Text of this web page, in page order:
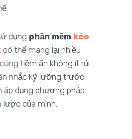
dụng phần mềm kéo
có thể mang lại nhiều
tiềm ẩn không ít rủi
nhắc kỹ lưỡng trước
áp dụng phương pháp
lược của mình.